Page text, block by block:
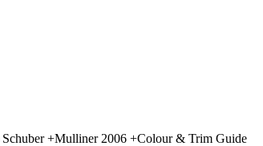
+Mulliner 2006 +Colour & Trim Guide